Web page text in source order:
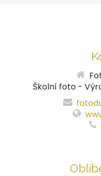
Školní foto -